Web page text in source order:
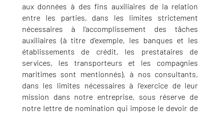
aux données à des fins auxiliaires de la relation
entre les parties, dans les limites strictement
nécessaires à l’accomplissement des tâches
auxiliaires (à titre d’exemple, les banques et les
établissements de crédit, les prestataires de
services, les transporteurs et les compagnies
maritimes sont mentionnés), à nos consultants,
dans les limites nécessaires à l’exercice de leur
mission dans notre entreprise, sous réserve de
notre lettre de nomination qui impose le devoir de